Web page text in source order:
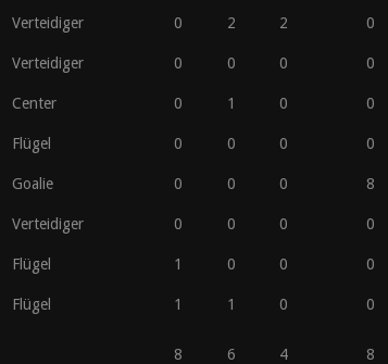
Verteidiger 0 2 2 0
Verteidiger 0 0 0 0
Center 0 1 0 0
Flügel 0 0 0 0
Goalie 0 0 0 8
Verteidiger 0 0 0 0
Flügel 1 0 0 0
Flügel 1 1 0 0
8 6 4 8